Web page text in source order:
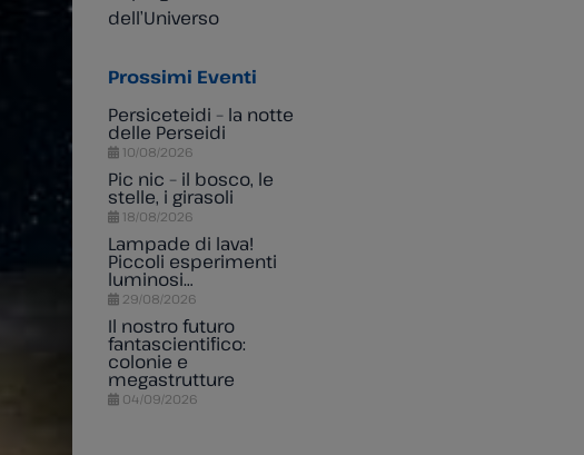
dell’Universo
Prossimi Eventi
Persiceteidi – la notte
delle Perseidi
10/08/2026
Pic nic – il bosco, le
stelle, i girasoli
18/08/2026
Lampade di lava!
Piccoli esperimenti
luminosi…
29/08/2026
Il nostro futuro
fantascientifico:
colonie e
megastrutture
04/09/2026